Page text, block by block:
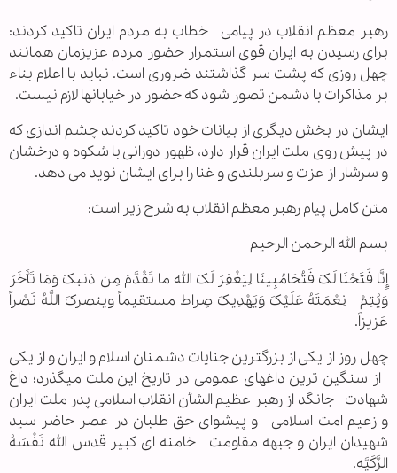
رهبر معظم انقلاب در پیامی خطاب به مردم ایران تاکید کردند:
برای رسیدن به ایران قوی استمرار حضور مردم عزیزمان همانند
چهل روزی که پشت سر گذاشتند ضروری است. نباید با اعلام بناء
بر مذاکرات با دشمن تصور شود که حضور در خیابانها لازم نیست.
ایشان در بخش دیگری از بیانات خود تاکید کردند چشم اندازی که
در پیش روی ملت ایران قرار دارد، ظهور دورانی با شکوه و درخشان
و سرشار از عزت و سربلندی و غنا را برای ایشان نوید می دهد.
متن کامل پیام رهبر معظم انقلاب به شرح زیر است:
بسم الله الرحمن الرحیم
إِنَّا فَتَحْنَا لَکَ فَتُحَامُبِینَا لِیَغْفِرَ لَکَ الله ما تَقْدَّمَ مِن ذنبکَ وَمَا تَأَخَرَ
وَیُتِمْ نِعْمَتَهُ عَلَیْکَ وَیَهْدِیکَ صِراط مستقیماً وینصرکَ اللَّهُ نَصْراً
عَزیزاً.
چهل روز از یکی از بزرگترین جنایات دشمنان اسلام و ایران و از یکی
از سنگین ترین داغهای عمومی در تاریخ این ملت میگذرد؛ داغ
شهادت جانگد از رهبر عظیم الشأن انقلاب اسلامی پدر ملت ایران
و زعیم امت اسلامی و پیشوای حق طلبان در عصر حاضر سید
شهیدان ایران و جبهه مقاومت خامنه ای کبیر قدس الله نَفْسَهُ
الزَّکَیَّه.